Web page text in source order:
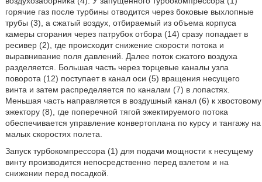
горячие газ после турбины отводится через боковые выхлопные
трубы (3), а сжатый воздух, отбираемый из объема корпуса
камеры сгорания через патрубок отбора (14) сразу попадает в
ресивер (2), где происходит снижение скорости потока и
выравнивание поля давлений. Далее поток сжатого воздуха
разделяется. Большая часть через торцевые каналы узла
поворота (12) поступает в канал оси (5) вращения несущего
винта и затем распределяется по каналам (7) в лопастях.
Меньшая часть направляется в воздушный канал (6) к хвостовому
эжектору (8), где поперечной тягой эжектируемого потока
обеспечивается управление конвертоплана по курсу и тангажу на
малых скоростях полета.
Запуск турбокомпрессора (1) для подачи мощности к несущему
винту производится непосредственно перед взлетом и на
снижении перед посадкой.